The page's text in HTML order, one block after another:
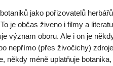
jako pořizovatelů
je občas živeno i filmy a
význam oboru. Ale i on je
nepřímo (přes živočichy)
někdy méně uplatňuje